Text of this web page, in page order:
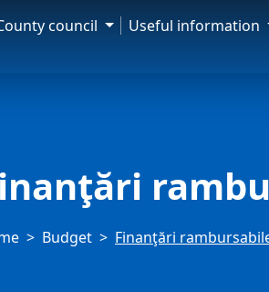
council Useful information
Budget Finanţări